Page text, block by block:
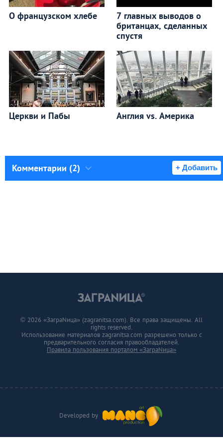
О французском хлебе
7 главных выводов о
британцах, сделанных
спустя
Церкви и Пабы Англия vs. Америка
Комментарии (2) + Добавить
Developed by
© 2026 «ЗаграNица» (zagranitsa.com). Все права защищены. All
rights reserved.
Использование материалов zagranitsa.com разрешено только с
предварительного согласия правообладателей.
Правила пользования порталом «ЗаграNица»